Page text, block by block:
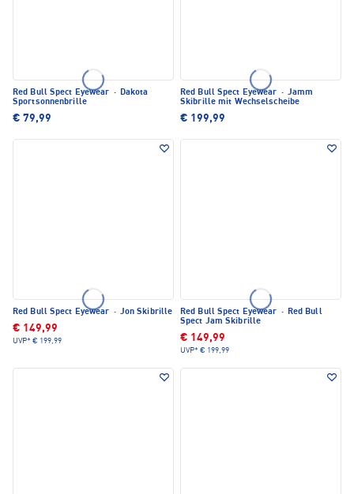
Red Bull Spect Eyewear · Dakota
Sportsonnenbrille
€ 79,99
Red Bull Spect Eyewear · Jamm
Skibrille mit Wechselscheibe
€ 199,99
Red Bull Spect Eyewear · Jon Skibrille
€ 149,99
UVP* € 199,99
Red Bull Spect Eyewear · Red Bull
Spect Jam Skibrille
€ 149,99
UVP* € 199,99